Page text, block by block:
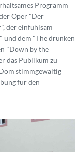
Programm
Oper "Der
der einfühlsam
und dem "The drunken
"Down by the
das Publikum zu
stimmgewaltig
für den